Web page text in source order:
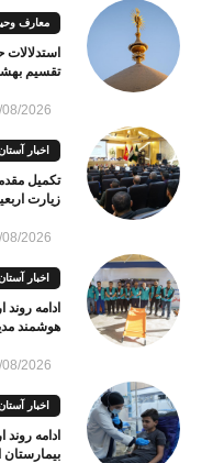
معارف
تقسیم
2026
اخبار
تکمیل
زیارت
2026
اخبار
ادامه روند
هوشمند
2026
اخبار
ادامه روند
بیمارستان